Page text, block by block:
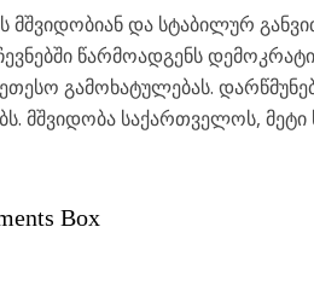
მშვიდობიან და სტაბილურ
წარმოადგენს
გამოხატულებას.
მშვიდობა საქართველოს,
Box